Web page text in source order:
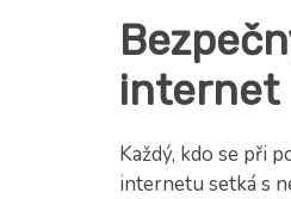
internet
Každý, kdo se při
internetu setká s